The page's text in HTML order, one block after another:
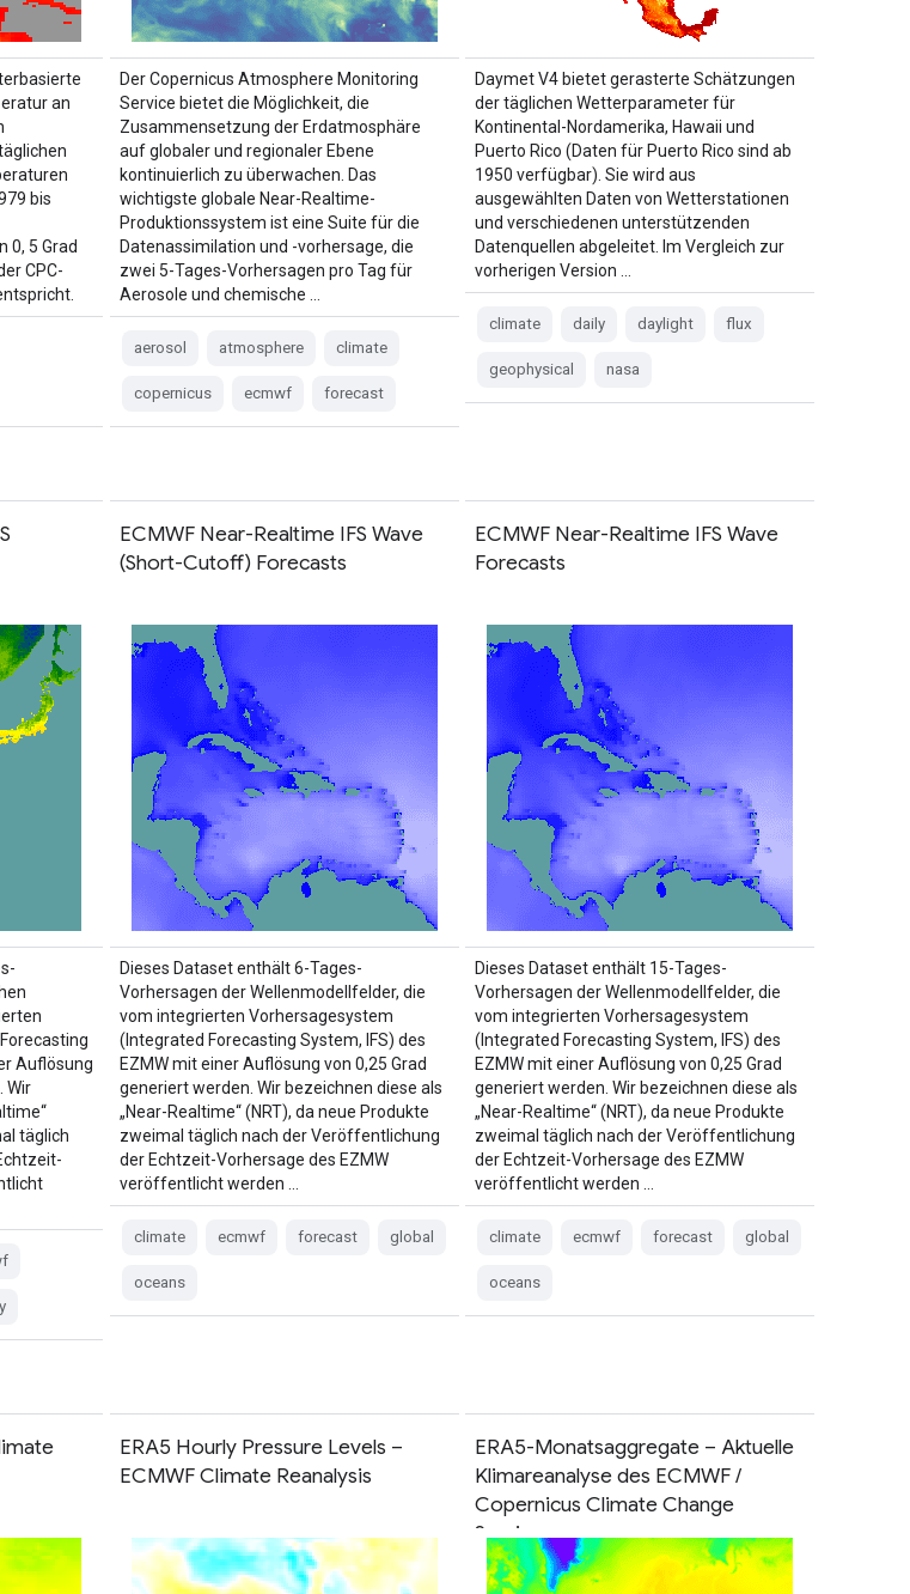
an
bis
0, 5 Grad
CPC-
Der Copernicus Atmosphere Monitoring
Service bietet die Möglichkeit, die
Zusammensetzung der Erdatmosphäre
auf globaler und regionaler Ebene
kontinuierlich zu überwachen. Das
wichtigste globale Near-Realtime-
Produktionssystem ist eine Suite für die
Datenassimilation und -vorhersage, die
zwei 5-Tages-Vorhersagen pro Tag für
Aerosole und chemische …
aerosol atmosphere climate
copernicus ecmwf forecast
Daymet V4 bietet gerasterte Schätzungen
der täglichen Wetterparameter für
Kontinental-Nordamerika, Hawaii und
Puerto Rico (Daten für Puerto Rico sind ab
1950 verfügbar). Sie wird aus
ausgewählten Daten von Wetterstationen
und verschiedenen unterstützenden
Datenquellen abgeleitet. Im Vergleich zur
vorherigen Version …
climate daily daylight flux
geophysical nasa
Auflösung
Wir
täglich
ECMWF Near-Realtime IFS Wave
(Short-Cutoff) Forecasts
Dieses Dataset enthält 6-Tages-
Vorhersagen der Wellenmodellfelder, die
vom integrierten Vorhersagesystem
(Integrated Forecasting System, IFS) des
EZMW mit einer Auflösung von 0,25 Grad
generiert werden. Wir bezeichnen diese als
„Near-Realtime“ (NRT), da neue Produkte
zweimal täglich nach der Veröffentlichung
der Echtzeit-Vorhersage des EZMW
veröffentlicht werden …
climate ecmwf forecast global
oceans
ECMWF Near-Realtime IFS Wave
Forecasts
Dieses Dataset enthält 15-Tages-
Vorhersagen der Wellenmodellfelder, die
vom integrierten Vorhersagesystem
(Integrated Forecasting System, IFS) des
EZMW mit einer Auflösung von 0,25 Grad
generiert werden. Wir bezeichnen diese als
„Near-Realtime“ (NRT), da neue Produkte
zweimal täglich nach der Veröffentlichung
der Echtzeit-Vorhersage des EZMW
veröffentlicht werden …
climate ecmwf forecast global
oceans
ERA5 Hourly Pressure Levels –
ECMWF Climate Reanalysis
ERA5-Monatsaggregate – Aktuelle
Klimareanalyse des ECMWF /
Copernicus Climate Change
Service